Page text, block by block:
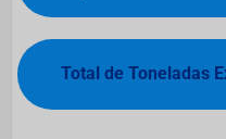
Total de Toneladas